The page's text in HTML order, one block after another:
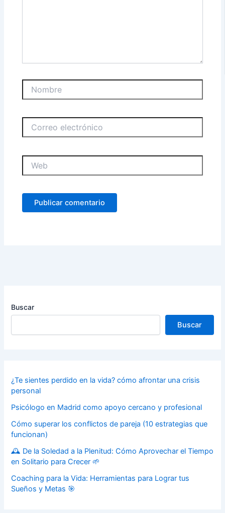
electrónico
Buscar
Buscar
¿Te sientes perdido en la vida? cómo afrontar una crisis
personal
Psicólogo en Madrid como apoyo cercano y profesional
Cómo superar los conflictos de pareja (10 estrategias que
funcionan)
🕰️ De la Soledad a la Plenitud: Cómo Aprovechar el Tiempo
en Solitario para Crecer 🌱
Coaching para la Vida: Herramientas para Lograr tus
Sueños y Metas 🎯